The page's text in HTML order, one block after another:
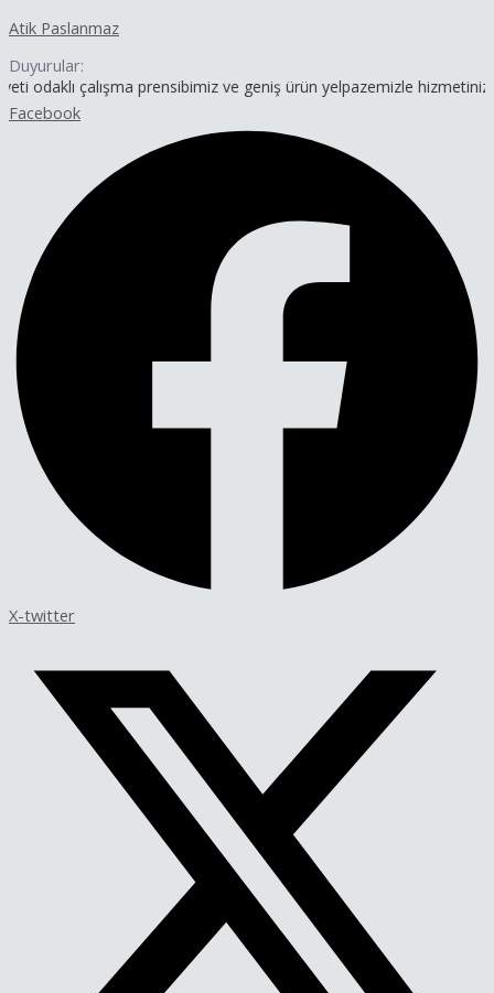
atla
Atik Paslanmaz
Duyurular:
çalışma prensibimiz ve geniş ürün yelpazemizle hizmetinizdeyiz.
Facebook
X-twitter
dolaşımı